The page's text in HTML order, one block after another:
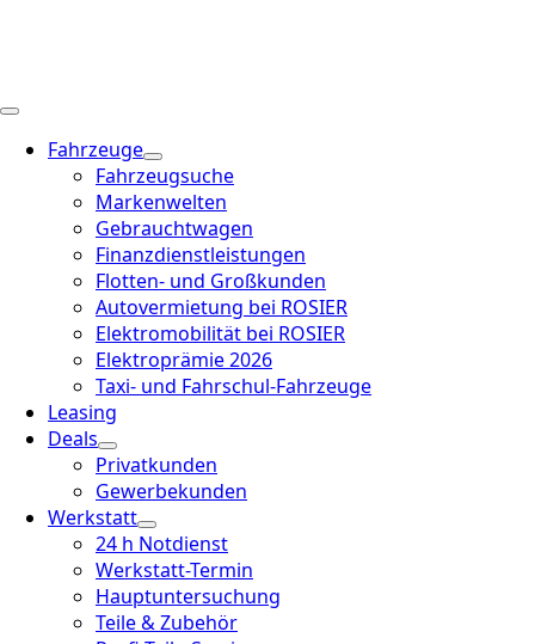
Fahrzeuge
Fahrzeugsuche
Markenwelten
Gebrauchtwagen
Finanzdienstleistungen
Flotten- und Großkunden
Autovermietung bei ROSIER
Elektromobilität bei ROSIER
Elektroprämie 2026
Taxi- und Fahrschul-Fahrzeuge
Leasing
Deals
Privatkunden
Gewerbekunden
Werkstatt
24 h Notdienst
Werkstatt-Termin
Hauptuntersuchung
Teile & Zubehör